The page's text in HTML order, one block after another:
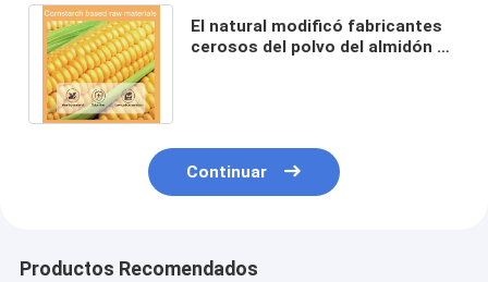
El natural modificó fabricantes
cerosos del polvo del almidón de
Continuar
Productos Recomendados